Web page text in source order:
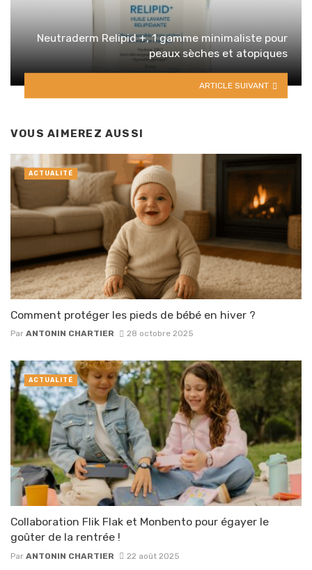
Neutraderm Relipid +, 1 gamme minimaliste pour
peaux sèches et atopiques
ARTICLE SUIVANT
VOUS AIMEREZ AUSSI
Comment protéger les pieds de bébé en hiver ?
Par ANTONIN CHARTIER 28 octobre 2025
ACTUALITÉ
Collaboration Flik Flak et Monbento pour égayer le
goûter de la rentrée !
Par ANTONIN CHARTIER 22 août 2025
ACTUALITÉ